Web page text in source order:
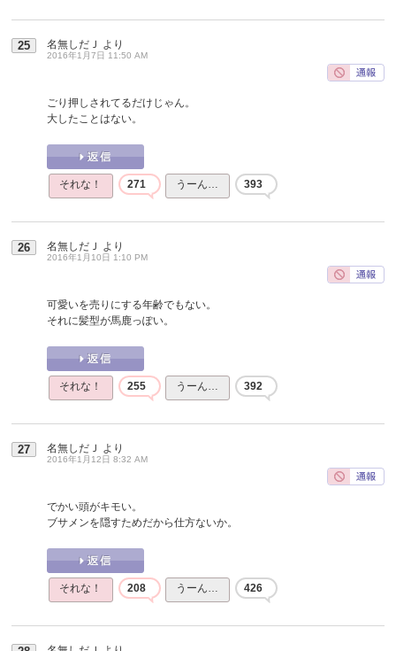
25 名無しだＪ より
2016年1月7日 11:50 AM
ごり押しされてるだけじゃん。
大したことはない。
それな！ 271 うーん… 393
26 名無しだＪ より
2016年1月10日 1:10 PM
可愛いを売りにする年齢でもない。
それに髪型が馬鹿っぽい。
それな！ 255 うーん… 392
27 名無しだＪ より
2016年1月12日 8:32 AM
でかい頭がキモい。
ブサメンを隠すためだから仕方ないか。
それな！ 208 うーん… 426